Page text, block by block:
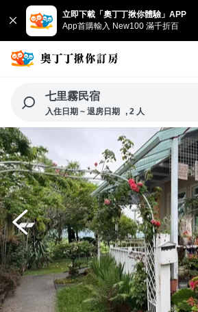
立即下載「奧丁丁揪你體驗」APP
App首購輸入 New100 滿千折百
七里霧民宿
入住日期 ~ 退房日期 , 2 人